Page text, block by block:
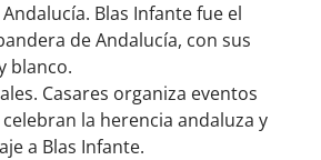
Blas Infante fue el
de Andalucía, con sus
blanco.
Casares organiza eventos
la herencia andaluza y
a Blas Infante.